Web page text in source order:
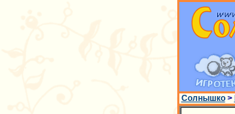
Солнышко>